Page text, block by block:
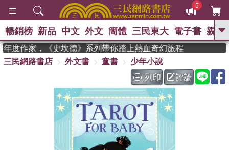
5
GO
熱搜： 東野圭吾 、
、 如果歷史是一群喵 、 暑期
國際布克獎 臺灣漫遊錄 、 方
念華 、 台灣的李登輝時代
孩：黎曼猜想 、 偉大的迷走神經
暢銷榜 新品 中文 外文 簡體 三民東大 電子書 親子
作家，《史坎德》系列帶你踏上熱血奇幻旅程
三民網路書店
外文書 童書
少年小說
列印
評論